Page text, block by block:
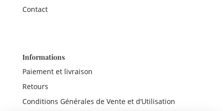
Contact
Informations
Paiement et livraison
Retours
Conditions Générales de Vente et d’Utilisation